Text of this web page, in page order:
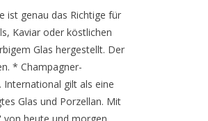
ist genau das Richtige für
Kaviar oder köstlichen
Glas hergestellt. Der
* Champagner-
International gilt als eine
Glas und Porzellan. Mit